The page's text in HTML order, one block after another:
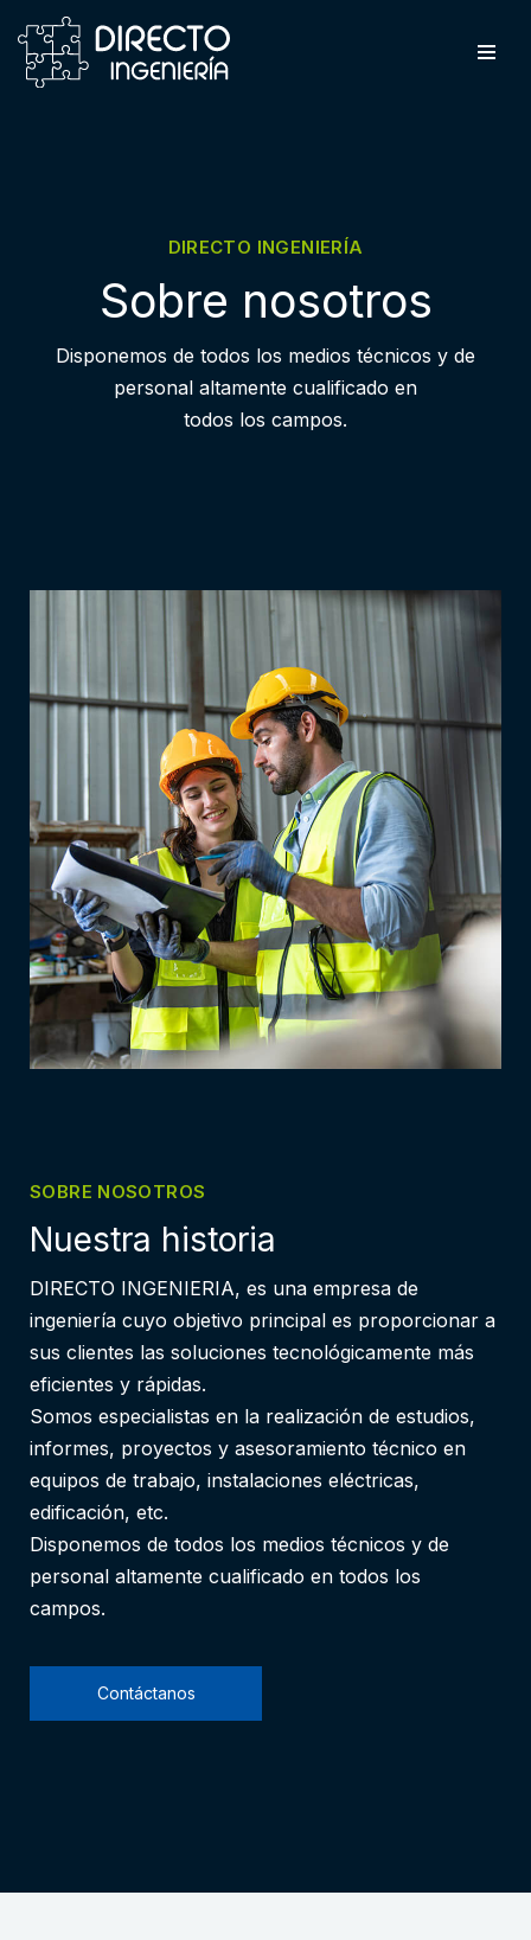
Saltar
DIRECTO INGENIERÍA
Sobre nosotros
Disponemos de todos los medios técnicos y de
personal altamente cualificado en
todos los campos.
SOBRE NOSOTROS
Nuestra historia
DIRECTO INGENIERIA, es una empresa de
ingeniería cuyo objetivo principal es proporcionar a
sus clientes las soluciones tecnológicamente más
eficientes y rápidas.
Somos especialistas en la realización de estudios,
informes, proyectos y asesoramiento técnico en
equipos de trabajo, instalaciones eléctricas,
edificación, etc.
Disponemos de todos los medios técnicos y de
personal altamente cualificado en todos los
campos.
Contáctanos